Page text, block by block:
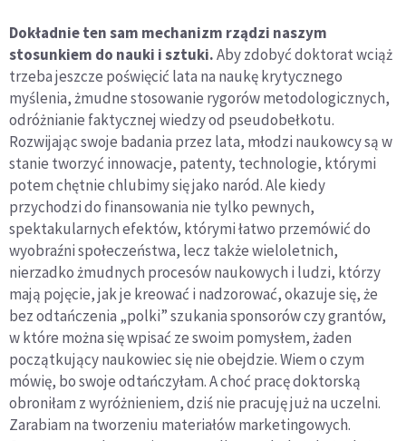
Dokładnie ten sam mechanizm rządzi naszym
stosunkiem do nauki i sztuki.Aby zdobyć doktorat wciąż
trzeba jeszcze poświęcić lata na naukę krytycznego
myślenia, żmudne stosowanie rygorów metodologicznych,
odróżnianie faktycznej wiedzy od pseudobełkotu.
Rozwijając swoje badania przez lata, młodzi naukowcy są w
stanie tworzyć innowacje, patenty, technologie, którymi
potem chętnie chlubimy się jako naród. Ale kiedy
przychodzi do finansowania nie tylko pewnych,
spektakularnych efektów, którymi łatwo przemówić do
wyobraźni społeczeństwa, lecz także wieloletnich,
nierzadko żmudnych procesów naukowych i ludzi, którzy
mają pojęcie, jak je kreować i nadzorować, okazuje się, że
bez odtańczenia „polki” szukania sponsorów czy grantów,
w które można się wpisać ze swoim pomysłem, żaden
początkujący naukowiec się nie obejdzie. Wiem o czym
mówię, bo swoje odtańczyłam. A choć pracę doktorską
obroniłam z wyróżnieniem, dziś nie pracuję już na uczelni.
Zarabiam na tworzeniu materiałów marketingowych.